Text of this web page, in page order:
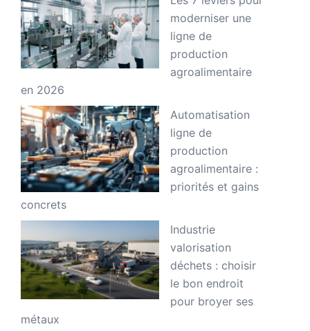
moderniser une
ligne de
production
agroalimentaire
en 2026
Automatisation
ligne de
production
agroalimentaire :
priorités et gains
concrets
Industrie
valorisation
déchets : choisir
le bon endroit
pour broyer ses
métaux